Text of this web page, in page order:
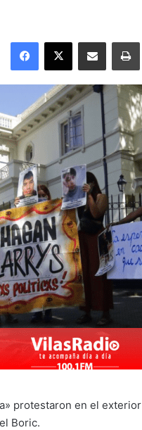
Facebook
X Enviar vía email
protestaron en el
Boric.